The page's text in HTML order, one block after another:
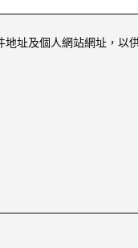
址及個人網站網址，以